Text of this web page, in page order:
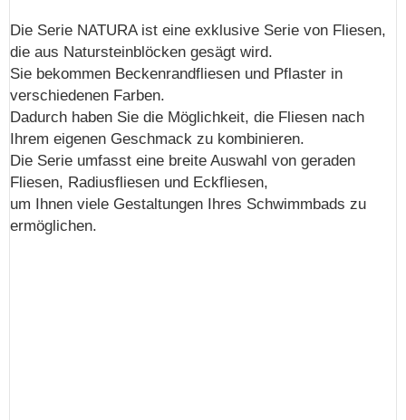
Die Serie NATURA ist eine exklusive Serie von Fliesen,
die aus Natursteinblöcken gesägt wird.
Sie bekommen Beckenrandfliesen und Pflaster in
verschiedenen Farben.
Dadurch haben Sie die Möglichkeit, die Fliesen nach
Ihrem eigenen Geschmack zu kombinieren.
Die Serie umfasst eine breite Auswahl von geraden
Fliesen, Radiusfliesen und Eckfliesen,
um Ihnen viele Gestaltungen Ihres Schwimmbads zu
ermöglichen.